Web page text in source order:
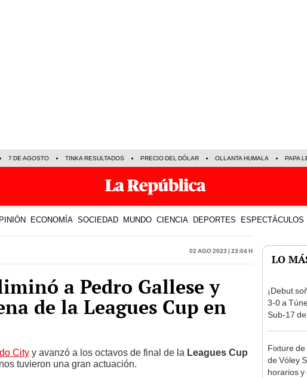
7 DE AGOSTO TINKA RESULTADOS PRECIO DEL DÓLAR OLLANTA HUMALA PAPA
ECONOMÍA SOCIEDAD MUNDO CIENCIA DEPORTES ESPECTÁCULOS
02 Ago 2023 | 23:04 h
a Pedro Gallese y
de la Leagues Cup en
City y avanzó a los octavos de final de la Leagues Cup
tuvieron una gran actuación.
LO
¡Debut
3-0 a
Sub-17
Fixture
de Vóley
horarios y